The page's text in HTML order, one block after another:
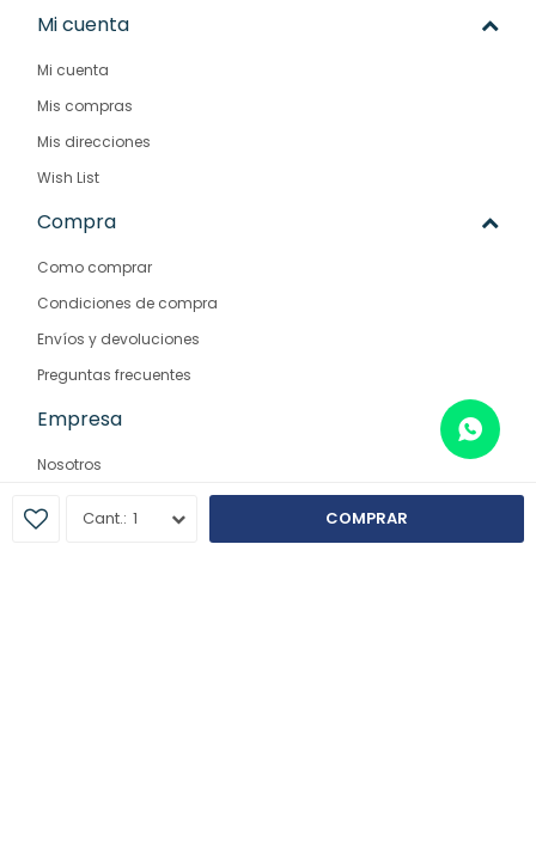
1 COMPRAR
Mi cuenta
Mi cuenta
Mis compras
Mis direcciones
Wish List
Compra
Como comprar
Condiciones de compra
Envíos y devoluciones
Preguntas frecuentes
Empresa
Nosotros